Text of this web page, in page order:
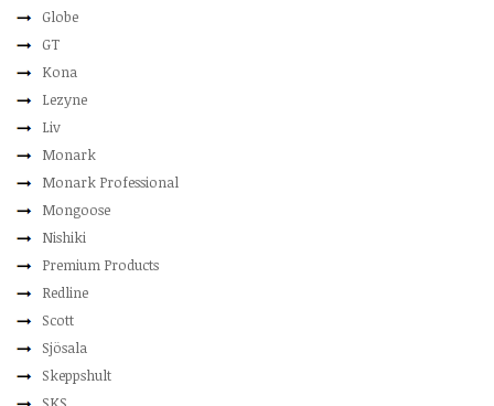
Globe
GT
Kona
Lezyne
Liv
Monark
Monark Professional
Mongoose
Nishiki
Premium Products
Redline
Scott
Sjösala
Skeppshult